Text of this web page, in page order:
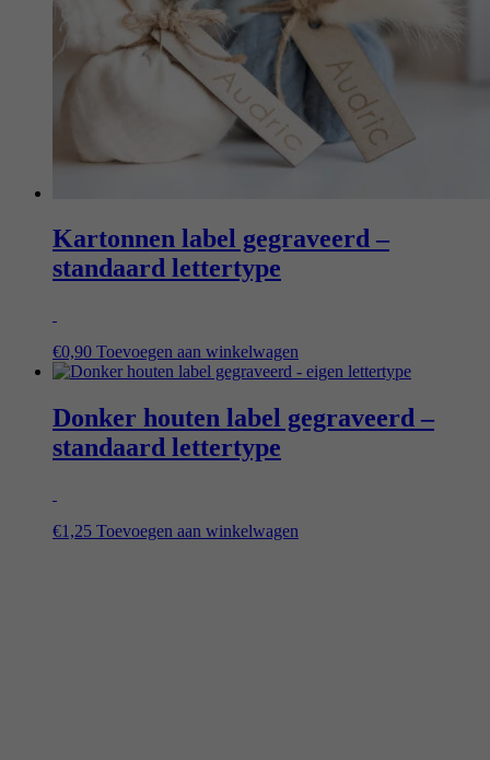
Kartonnen label gegraveerd –
standaard lettertype
€0,90 Toevoegen aan winkelwagen
Donker houten label gegraveerd –
standaard lettertype
€1,25 Toevoegen aan winkelwagen